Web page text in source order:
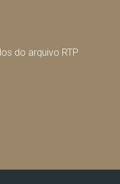
do arquivo RTP